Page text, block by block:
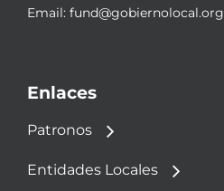
Email: fund@gobiernolocal.org
Enlaces
Patronos
Entidades Locales